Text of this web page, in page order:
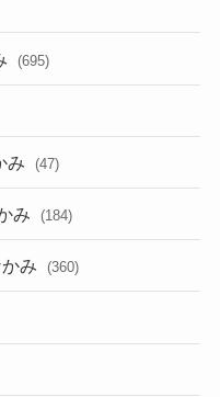
(695)
み (47)
み (184)
み (360)